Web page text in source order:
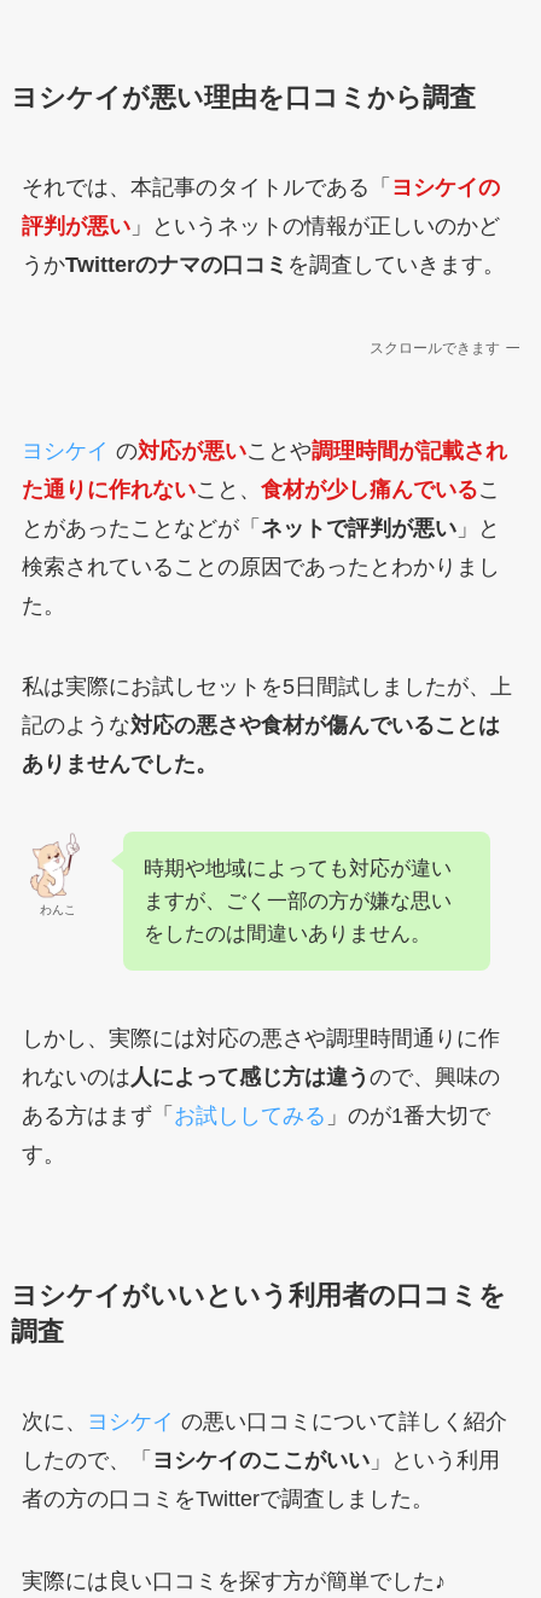
ヨシケイが悪い理由を口コミから調査
それでは、本記事のタイトルである「 ヨシケイの
評判が悪い」というネットの情報が正しいのかど
うかTwitterのナマの口コミ を調査していきます。
スクロールできます
ヨシケイ の対応が悪いことや調理時間が記載され
た通りに作れないこと、 食材が少し痛んでいるこ
とがあったことなどが「 ネットで評判が悪い」と
検索されていることの原因であったとわかりまし
た。
私は実際にお試しセットを5日間試しましたが、上
記のような対応の悪さや食材が傷んでいることは
ありませんでした。
わんこ
時期や地域によっても対応が違い
ますが、ごく一部の方が嫌な思い
をしたのは間違いありません。
しかし、実際には対応の悪さや調理時間通りに作
れないのは人によって感じ方は違う ので、興味の
ある方はまず「 お試ししてみる 」のが1番大切で
す。
ヨシケイがいいという利用者の口コミを
調査
次に、 ヨシケイ の悪い口コミについて詳しく紹介
したので、「 ヨシケイのここがいい」という利用
者の方の口コミをTwitterで調査しました。
実際には良い口コミを探す方が簡単でした♪